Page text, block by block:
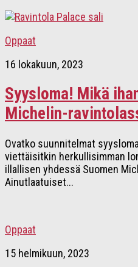
Oppaat
16 lokakuun, 2023
Syysloma! Mikä
Michelin-
Ovatko suunnitelmat
viettäisitkin herkullisimman
illallisen yhdessä Suomen
Ainutlaatuiset...
Oppaat
15 helmikuun, 2023